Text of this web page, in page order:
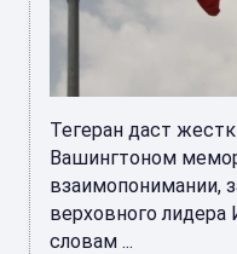
Тегеран даст
Вашингтоном
взаимопонимании,
верховного
словам ...